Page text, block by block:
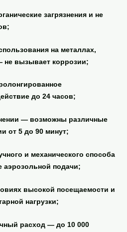
загрязнения и не
на металлах,
не вызывает коррозии;
до 24 часов;
— возможны различные
от 5 до 90 минут;
и механического способа
аэрозольной подачи;
высокой посещаемости и
нагрузки;
расход — до 10 000